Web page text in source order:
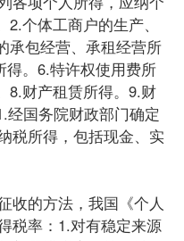
个体工商户的生产、
承包经营、承租经营所
得。6.特许权使用费所
8.财产租赁所得。9.财
经国务院财政部门确定
税所得，包括现金、实
的方法，我国《个人
税率：1.对有稳定来源